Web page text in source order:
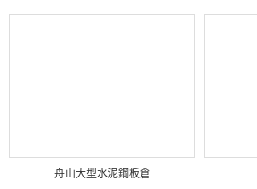
舟山大型水泥鋼板倉